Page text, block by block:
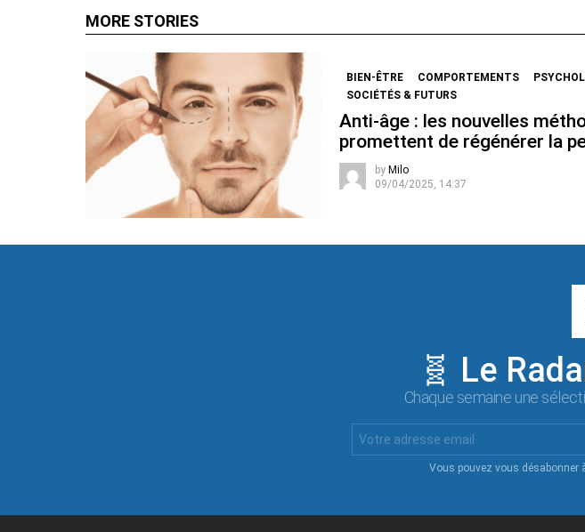
MORE STORIES
BIEN-ÊTRE COMPORTEMENTS
SOCIÉTÉS & FUTURS
Anti-âge : les nouvelles
promettent de régénérer la
by Milo
09/04/2025, 14:37
🧬 Le
Chaque semaine une
Email
:
Vous pouvez vous désabonner